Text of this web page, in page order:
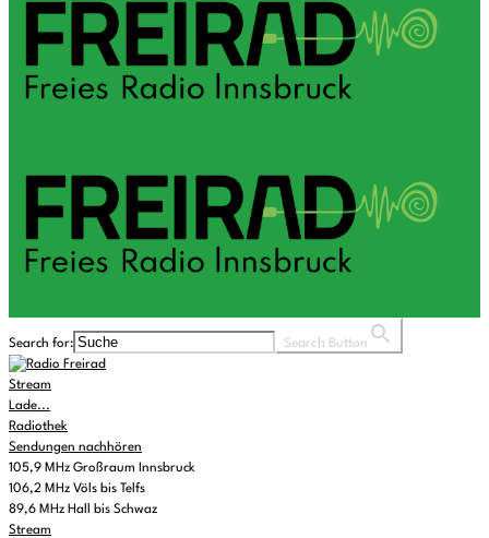
Search for: Search Button
Stream
Lade...
Radiothek
Sendungen nachhören
105,9 MHz Großraum Innsbruck
106,2 MHz Völs bis Telfs
89,6 MHz Hall bis Schwaz
Stream